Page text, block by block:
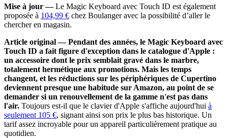
Mise à jour —Le Magic Keyboard avec Touch ID est également
proposée à 104,99 € chez Boulanger avec la possibilité d’aller le
chercher en magasin.
Article original — Pendant des années, le Magic Keyboard avec
Touch ID a fait figure d'exception dans le catalogue d'Apple :
un accessoire dont le prix semblait gravé dans le marbre,
totalement hermétique aux promotions. Mais les temps
changent, et les réductions sur les périphériques de Cupertino
deviennent presque une habitude sur Amazon, au point de se
demander si un renouvellement de la gamme n'est pas dans
l'air. Toujours est-il que le clavier d'Apple s'affiche aujourd'hui à
seulement 105 €, signant ainsi son prix le plus bas historique. Un
tarif assez incroyable pour un appareil particulièrement pratique au
quotidien.